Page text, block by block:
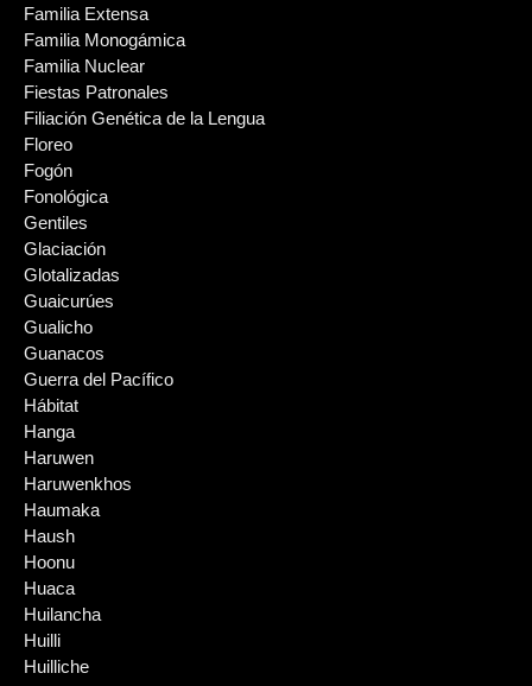
Familia Extensa
Familia Monogámica
Familia Nuclear
Fiestas Patronales
Filiación Genética de la Lengua
Floreo
Fogón
Fonológica
Gentiles
Glaciación
Glotalizadas
Guaicurúes
Gualicho
Guanacos
Guerra del Pacífico
Hábitat
Hanga
Haruwen
Haruwenkhos
Haumaka
Haush
Hoonu
Huaca
Huilancha
Huilli
Huilliche